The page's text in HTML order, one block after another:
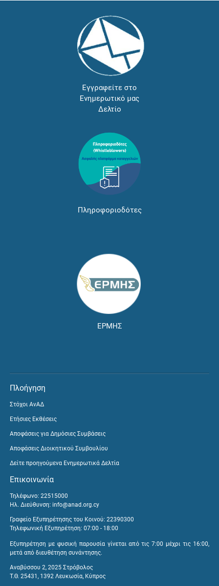
Εγγραφείτε στο
Ενημερωτικό μας
Δελτίο
Πληροφοριοδότες
ΕΡΜΗΣ
Πλοήγηση
Στόχοι ΑνΑΔ
Ετήσιες Εκθέσεις
Αποφάσεις για Δημόσιες Συμβάσεις
Αποφάσεις Διοικητικού Συμβουλίου
Δείτε προηγούμενα Ενημερωτικά Δελτία
Επικοινωνία
Τηλέφωνο: 22515000
Ηλ. Διεύθυνση: info@anad.org.cy
Γραφείο Εξυπηρέτησης του Κοινού: 22390300
Τηλεφωνική Εξυπηρέτηση: 07:00 - 18:00
Εξυπηρέτηση με φυσική παρουσία γίνεται από τις 7:00 μέχρι τις 16:00,
μετά από διευθέτηση συνάντησης.
Αναβύσσου 2, 2025 Στρόβολος
Τ.Θ. 25431, 1392 Λευκωσία, Κύπρος